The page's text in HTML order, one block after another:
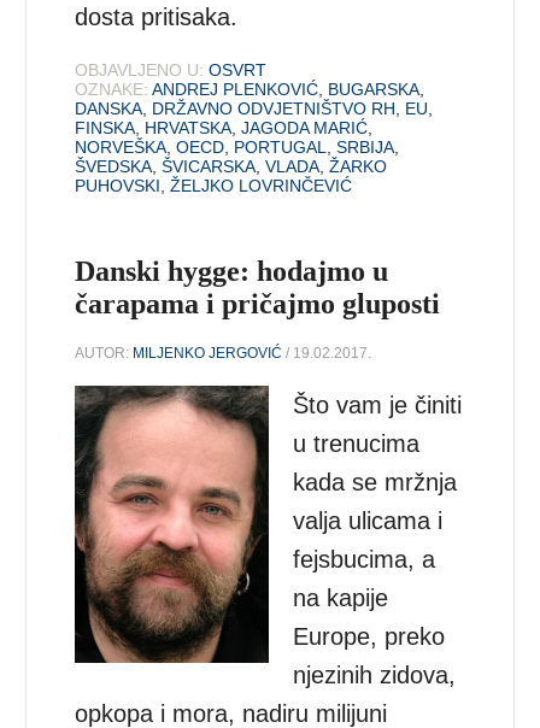
dosta pritisaka.
OBJAVLJENO U: OSVRT
OZNAKE: ANDREJ PLENKOVIĆ BUGARSKA
DANSKA DRŽAVNO ODVJETNIŠTVO RH EU
FINSKA HRVATSKA ,JAGODA MARIĆ
NORVEŠKA ,OECD PORTUGAL ,SRBIJA
ŠVEDSKA ,ŠVICARSKA ,VLADA ,ŽARKO
PUHOVSKI ,ŽELJKO LOVRINČEVIĆ
Danski hygge: hodajmo u
čarapama i pričajmo gluposti
AUTOR: MILJENKO JERGOVIĆ / 19.02.2017.
Što vam je činiti
u trenucima
kada se mržnja
valja ulicama i
fejsbucima, a
na kapije
Europe, preko
njezinih zidova,
opkopa i mora, nadiru milijuni